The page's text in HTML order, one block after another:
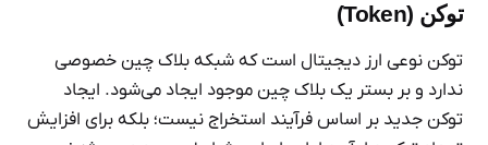
توکن (Token)
توکن نوعی ارز دیجیتال است که شبکه بلاک چین خصوصی
ندارد و بر بستر یک بلاک چین موجود ایجاد می‌شود. ایجاد
توکن جدید بر اساس فرآیند استخراج نیست؛ بلکه برای افزایش